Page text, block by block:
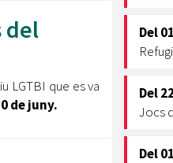
del
LGTBI que es va
de juny.
Del
Del
Jocs
Del